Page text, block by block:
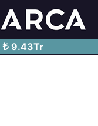
9.43Tr